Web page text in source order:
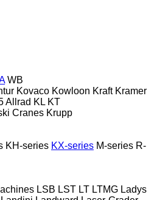
WB
Kovaco Kowloon Kraft Kramer
Allrad KL KT
Cranes Krupp
KH-series KX-series M-series R-
LSB LST LT LTMG Ladys